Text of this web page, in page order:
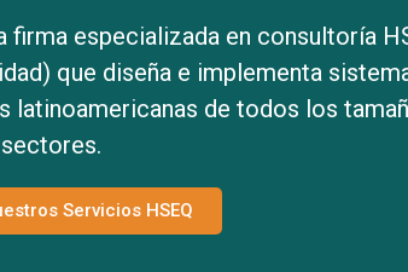
firma especializada en consultoría
que diseña e implementa
latinoamericanas de todos los
sectores.
Servicios HSEQ